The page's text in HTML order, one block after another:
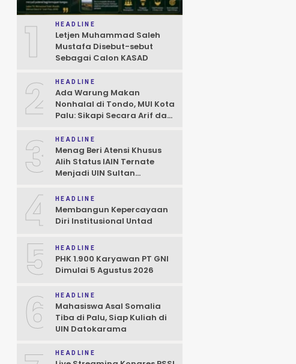
1 HEADLINE
Letjen Muhammad Saleh
Mustafa Disebut-sebut
Sebagai Calon KASAD
2 HEADLINE
Ada Warung Makan
Nonhalal di Tondo, MUI Kota
Palu: Sikapi Secara Arif dan
3 HEADLINE
Menag Beri Atensi Khusus
Alih Status IAIN Ternate
Menjadi UIN Sultan
Natalis
4 HEADLINE
Membangun Kepercayaan
Diri Institusional Untad
5 HEADLINE
PHK 1.900 Karyawan PT GNI
Dimulai 5 Agustus 2026
6 HEADLINE
Mahasiswa Asal Somalia
Tiba di Palu, Siap Kuliah di
UIN Datokarama
HEADLINE